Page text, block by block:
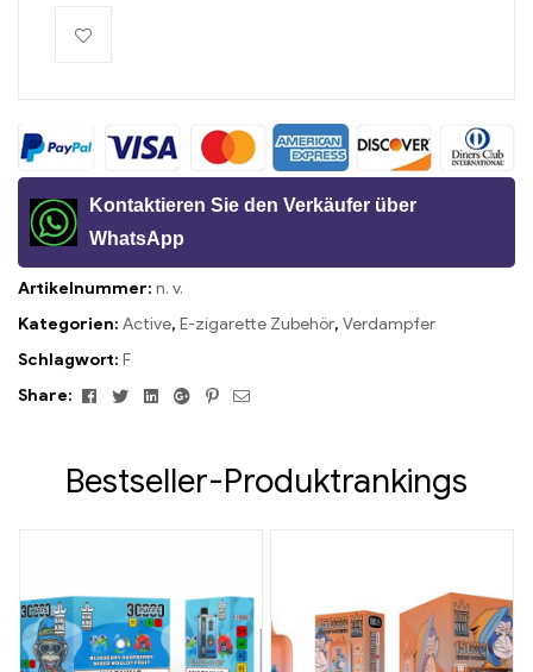
Kontaktieren Sie den Verkäufer über
WhatsApp
Artikelnummer: n. v.
Kategorien: Active, E-zigarette Zubehör, Verdampfer
Schlagwort: F
Share:
FacebookTwitterLinkedinGoogle+Pinterest
Email
Bestseller-Produktrankings